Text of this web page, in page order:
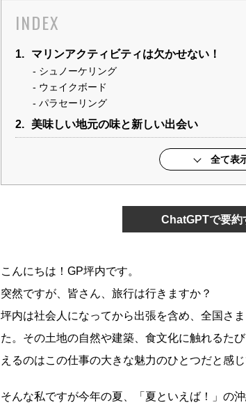
INDEX
1. マリンアクティビティは欠かせない！
シュノーケリング
ウェイクボード
パラセーリング
2. 美味しい地元の味と新しい出会い
全て表
ChatGPTで要約
こんにちは！GP坪内です。
突然ですが、皆さん、旅行は行きますか？
坪内は社会人になってから出張を含め、全国さ
た。その土地の自然や建築、食文化に触れるた
えるのはこの仕事の大きな魅力のひとつだと感じ
そんな私ですが今年の夏、「夏といえば！」の